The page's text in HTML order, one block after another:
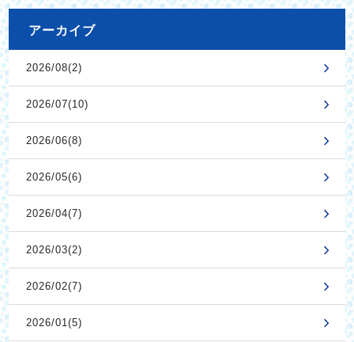
アーカイブ
2026/08(2)
2026/07(10)
2026/06(8)
2026/05(6)
2026/04(7)
2026/03(2)
2026/02(7)
2026/01(5)